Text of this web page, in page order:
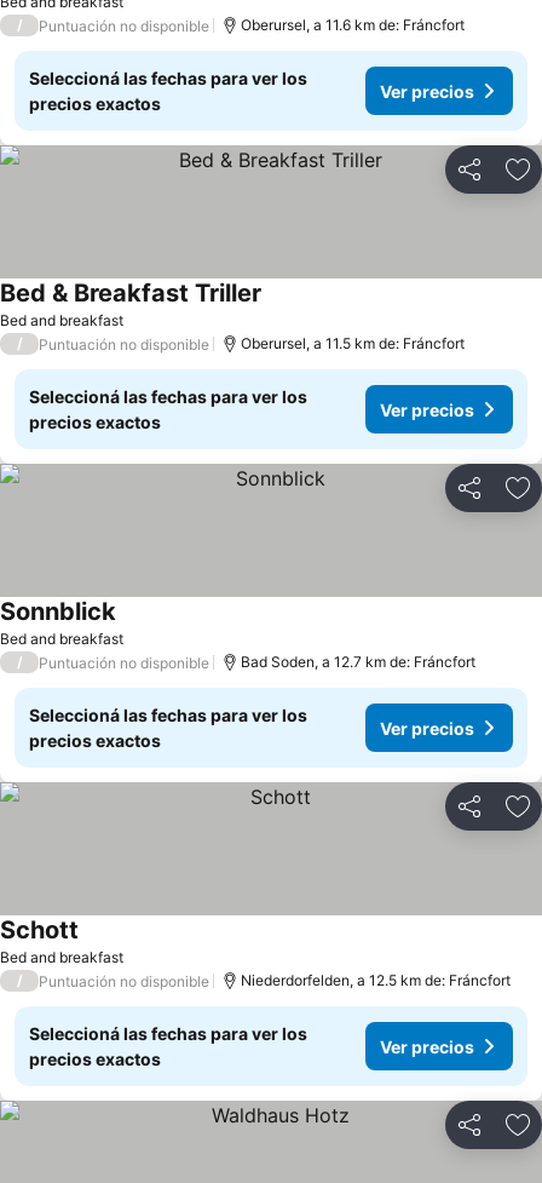
/ Puntuación no disponible Oberursel, a 11.6 km de: Fráncfort
Seleccioná las fechas para ver los
precios exactos
Ver precios
Compartir
Bed and breakfast
Bed & Breakfast Triller
/ Puntuación no disponible Oberursel, a 11.5 km de: Fráncfort
Seleccioná las fechas para ver los
precios exactos
Ver precios
Compartir
Bed and breakfast
SonnblickVer precios
/ Puntuación no disponible Bad Soden, a 12.7 km de: Fráncfort
Seleccioná las fechas para ver los
precios exactos
Ver precios
Compartir
Bed and breakfast
Schott
/ Puntuación no disponible Niederdorfelden, a 12.5 km de: Fráncfort
Seleccioná las fechas para ver los
precios exactos
Ver precios
Compartir